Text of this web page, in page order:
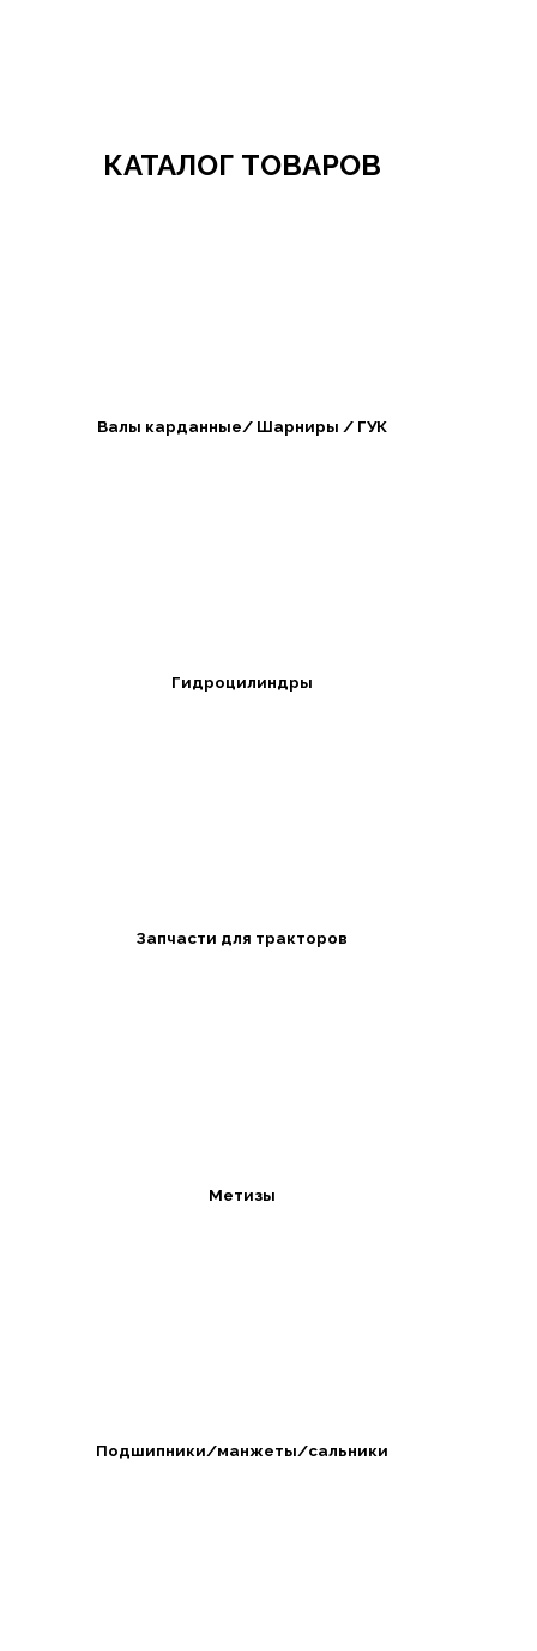
КАТАЛОГ ТОВАРОВ
Валы карданные/ Шарниры / ГУК
Гидроцилиндры
Запчасти для тракторов
Метизы
Подшипники/манжеты/сальники